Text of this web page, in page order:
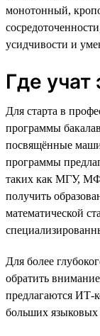
монотонный,
усидчивости и
Где учат
Для старта в
программы
посвящённые
программы
таких как МГУ,
получить
математической
Для более
обратить
предлагаются ИТ-
больших языковых